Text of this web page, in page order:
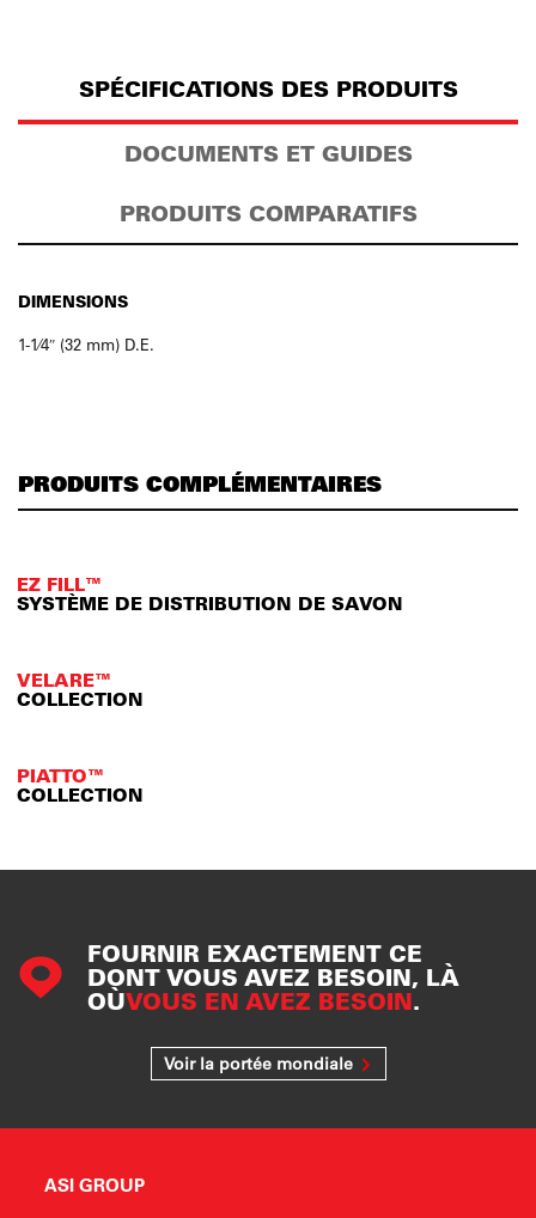
SPÉCIFICATIONS DES PRODUITS
DOCUMENTS ET GUIDES
PRODUITS COMPARATIFS
DIMENSIONS
1-1⁄4″ (32 mm) D.E.
PRODUITS COMPLÉMENTAIRES
EZ FILL™
SYSTÈME DE DISTRIBUTION DE SAVON
VELARE™
COLLECTION
PIATTO™
COLLECTION
FOURNIR EXACTEMENT CE
DONT VOUS AVEZ BESOIN, LÀ
OÙVOUS EN AVEZ BESOIN.
Voir la portée mondiale
ASI GROUP